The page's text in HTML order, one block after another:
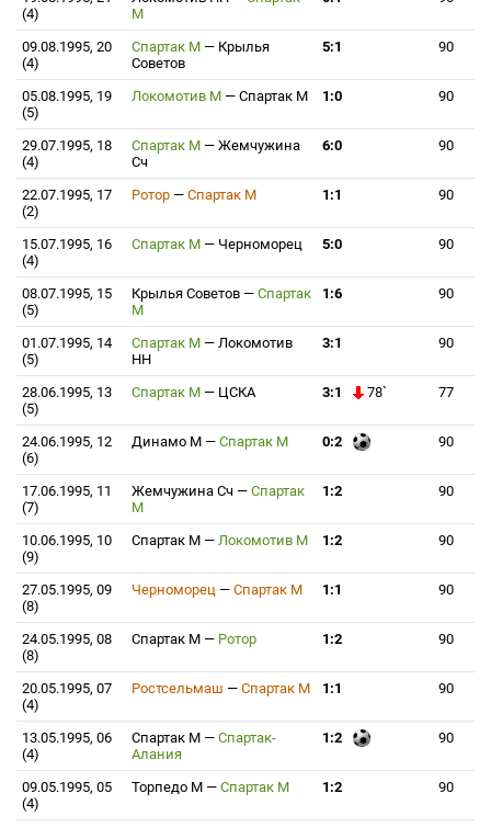
(4)
М
09.08.1995, 20
(4)
Спартак М — Крылья
Советов
5:1 90
05.08.1995, 19
(5)
Локомотив М — Спартак М 1:0 90
29.07.1995, 18
(4)
Спартак М — Жемчужина
Сч
6:0 90
22.07.1995, 17
(2)
Ротор — Спартак М 1:1 90
15.07.1995, 16
(4)
Спартак М — Черноморец 5:0 90
08.07.1995, 15
(5)
Крылья Советов — Спартак
М
1:6 90
01.07.1995, 14
(5)
Спартак М — Локомотив
НН
3:1 90
28.06.1995, 13
(5)
Спартак М — ЦСКА 3:1 78` 77
24.06.1995, 12
(6)
Динамо М — Спартак М 0:2 90
17.06.1995, 11
(7)
Жемчужина Сч — Спартак
М
1:2 90
10.06.1995, 10
(9)
Спартак М — Локомотив М 1:2 90
27.05.1995, 09
(8)
Черноморец — Спартак М 1:1 90
24.05.1995, 08
(8)
Спартак М — Ротор 1:2 90
20.05.1995, 07
(4)
Ростсельмаш — Спартак М 1:1 90
13.05.1995, 06
(4)
Спартак М — Спартак-
Алания
1:2 90
09.05.1995, 05
(4)
Торпедо М — Спартак М 1:2 90